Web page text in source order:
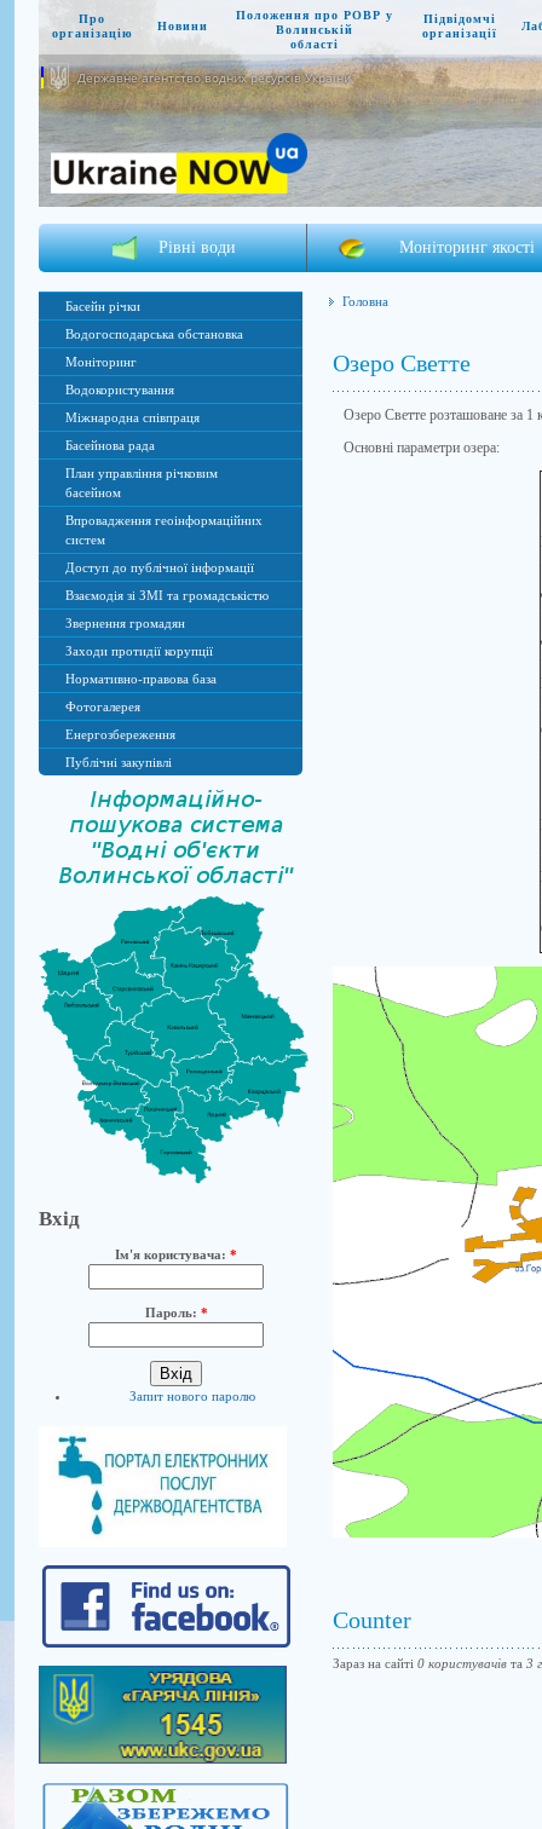
Про
організацію
Новини
Положення про РОВР у
Волинській
області
Підвідомчі
організації
Державне агентство водних ресурсів України
Рівні води Моніторинг якості
Басейн річки
Водогосподарська обстановка
Моніторинг
Водокористування
Міжнародна співпраця
Басейнова рада
План управління річковим
басейном
Впровадження геоінформаційних
систем
Доступ до публічної інформації
Взаємодія зі ЗМІ та громадськістю
Звернення громадян
Заходи протидії корупції
Нормативно-правова база
Фотогалерея
Енергозбереження
Публічні закупівлі
Вхід
Ім'я користувача: *
Пароль: *
Запит нового паролю
Головна
Озеро Светте
Озеро Светте розташоване за 1
Основні параметри озера:
Counter
Зараз на сайті 0 користувачівта 3